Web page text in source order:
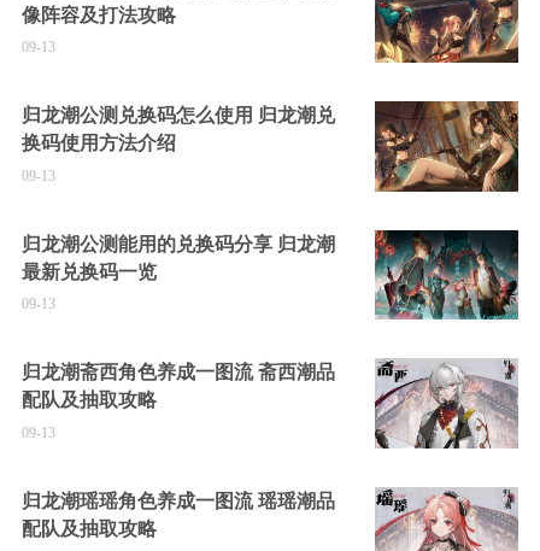
像阵容及打法攻略
09-13
归龙潮公测兑换码怎么使用 归龙潮兑
换码使用方法介绍
09-13
归龙潮公测能用的兑换码分享 归龙潮
最新兑换码一览
09-13
归龙潮斋西角色养成一图流 斋西潮品
配队及抽取攻略
09-13
归龙潮瑶瑶角色养成一图流 瑶瑶潮品
配队及抽取攻略